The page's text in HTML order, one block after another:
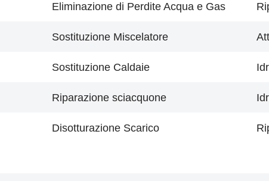
Eliminazione di Perdite Acqua e Gas
Sostituzione Miscelatore
Sostituzione Caldaie
Riparazione sciacquone
Disotturazione Scarico